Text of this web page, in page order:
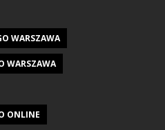
WARSZAWA
WARSZAWA
ONLINE